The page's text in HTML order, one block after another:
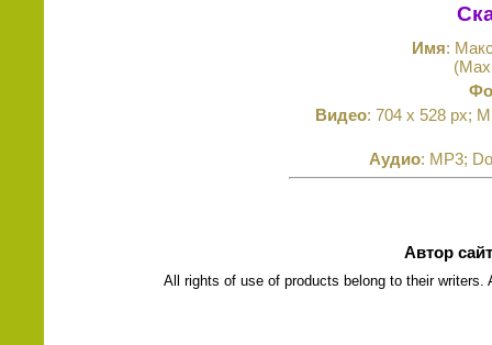
Имя:
Видео: 704 x 528 px;
Аудио: MP3;
Автор
All rights of use of products belong to their